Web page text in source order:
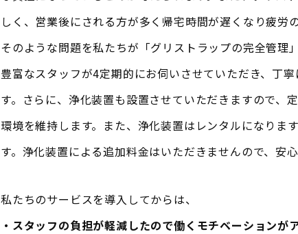
しく、営業後にされる方が多く帰宅時間が遅くなり疲労
そのような問題を私たちが「グリストラップの完全管理
豊富なスタッフが4定期的にお伺いさせていただき、丁
す。さらに、浄化装置も設置させていただきますので、
環境を維持します。また、浄化装置はレンタルになりま
す。浄化装置による追加料金はいただきませんので、安
私たちのサービスを導入してからは、
・スタッフの負担が軽減したので働くモチベーションが